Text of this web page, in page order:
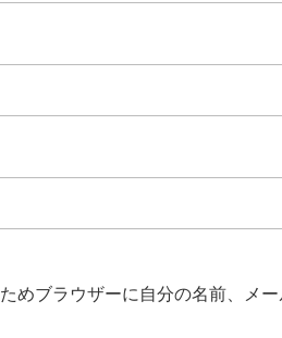
めブラウザーに自分の名前、メー